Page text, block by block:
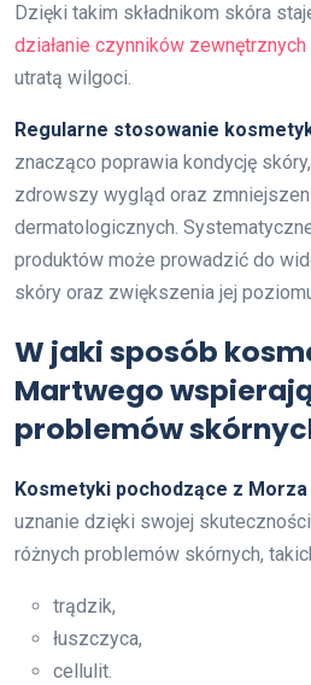
Dzięki takim składnikom skóra
działanie czynników zewnętrznych
utratą wilgoci.
Regularne stosowanie
znacząco poprawia kondycję
zdrowszy wygląd oraz
dermatologicznych.
produktów może prowadzić do
skóry oraz zwiększenia jej
W jaki sposób
Martwego
problemów
Kosmetyki pochodzące z
uznanie dzięki swojej
różnych problemów skórnych,
trądzik,
łuszczyca,
cellulit.